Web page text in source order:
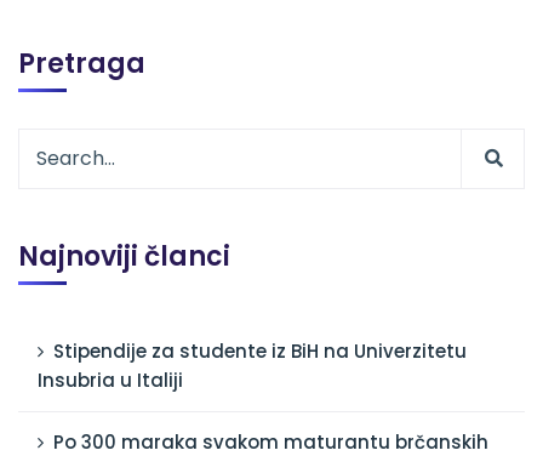
Pretraga
Najnoviji članci
Stipendije za studente iz BiH na Univerzitetu
Insubria u Italiji
Po 300 maraka svakom maturantu brčanskih